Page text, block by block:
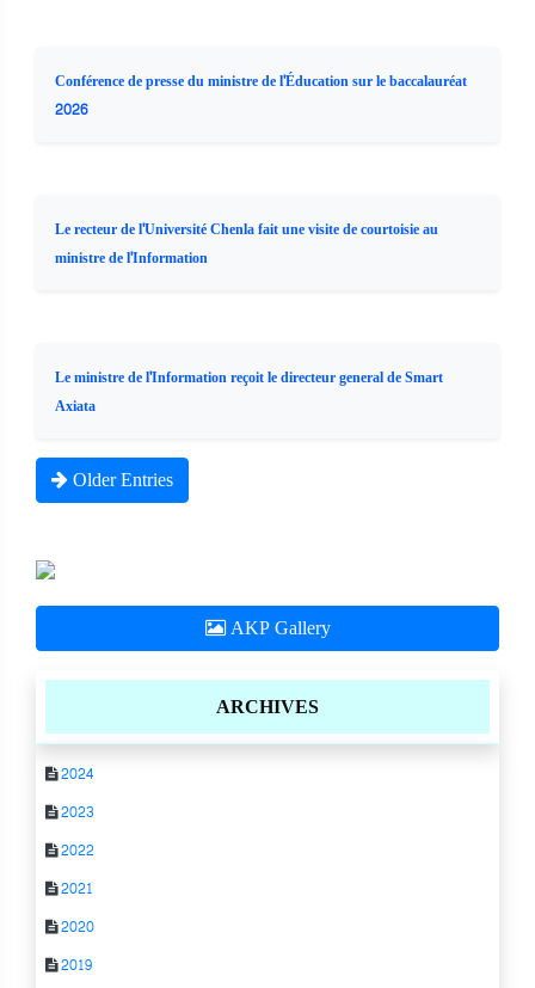
Conférence de presse du ministre de l'Éducation sur le baccalauréat
2026
Le recteur de l'Université Chenla fait une visite de courtoisie au
ministre de l'Information
Le ministre de l'Information reçoit le directeur general de Smart
Axiata
Older Entries
AKP Gallery
ARCHIVES
2024
2023
2022
2021
2020
2019